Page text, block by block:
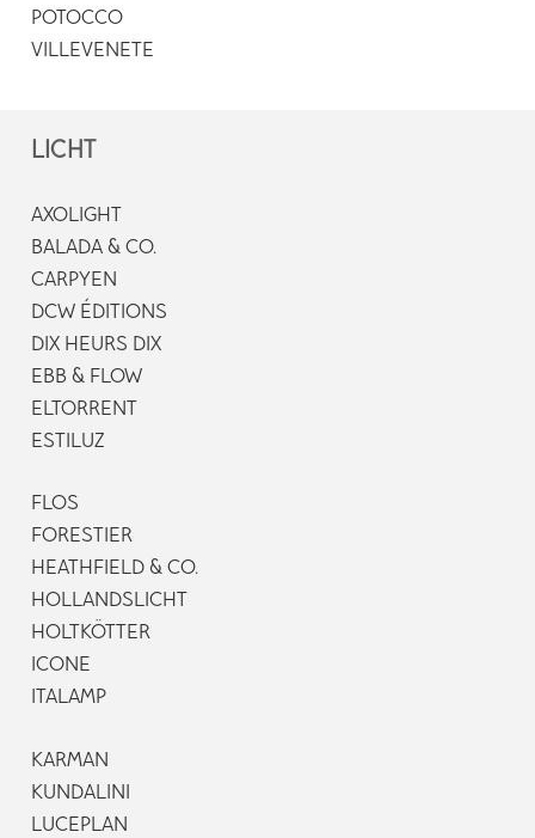
POTOCCO
VILLEVENETE
LICHT
AXOLIGHT
BALADA & CO.
CARPYEN
DCW ÉDITIONS
DIX HEURS DIX
EBB & FLOW
ELTORRENT
ESTILUZ
FLOS
FORESTIER
HEATHFIELD & CO.
HOLLANDSLICHT
HOLTKÖTTER
ICONE
ITALAMP
KARMAN
KUNDALINI
LUCEPLAN